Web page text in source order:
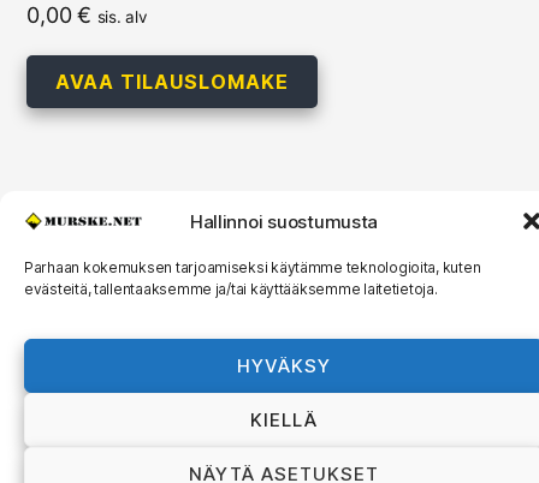
Hallinnoi suostumusta
Parhaan kokemuksen tarjoamiseksi käytämme teknologioita, kuten
evästeitä, tallentaaksemme ja/tai käyttääksemme laitetietoja.
HYVÄKSY
KIELLÄ
NÄYTÄ ASETUKSET
0,00€ sis. alv
AVAA TILAUSLOMAKE
© 2026MURSKE.NET
Murske.net Suomi Oy:n toimitusehdot ja
rekisteriseloste